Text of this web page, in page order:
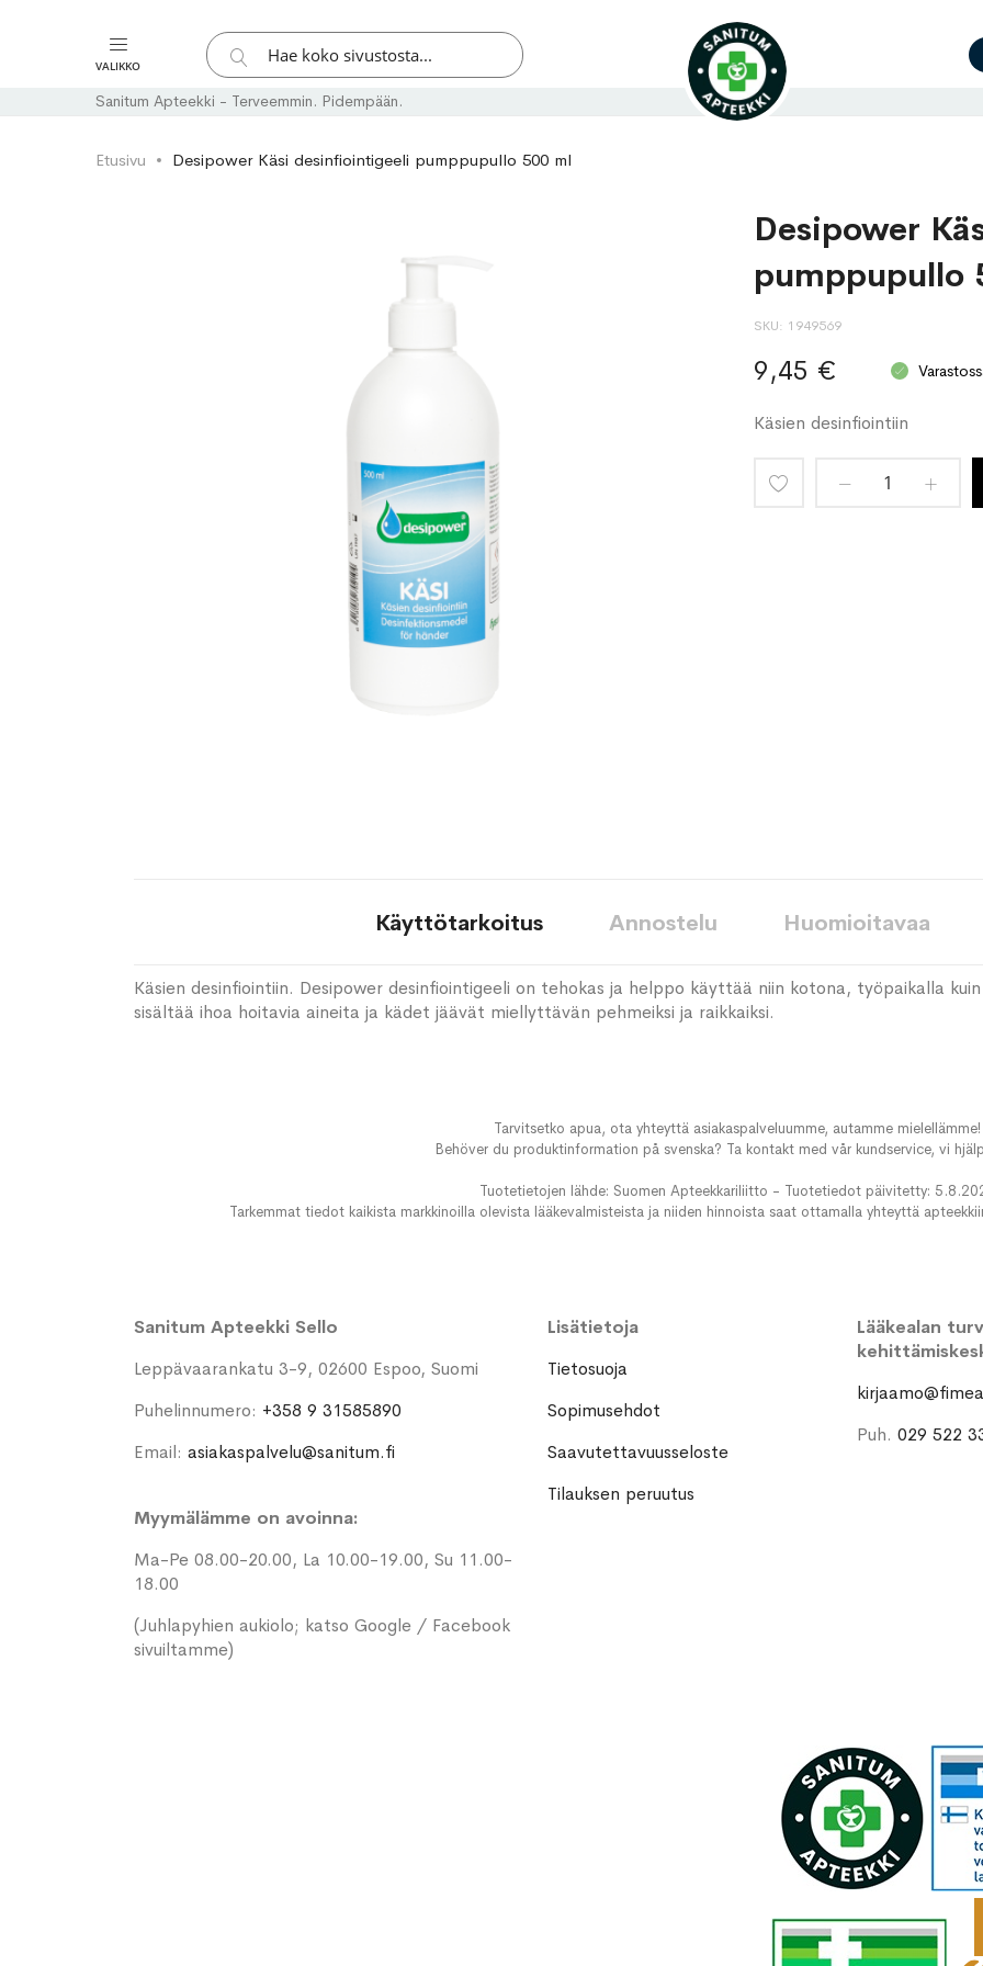
VALIKKO
Hae
Hae
Sanitum Apteekki - Terveemmin. Pidempään.
Etusivu Desipower Käsi desinfiointigeeli pumppupullo 500 ml
Desipower
pumppupullo
SKU 1949569
9,45 €
Käsien desinfiointiin
Käyttötarkoitus
Käsien desinfiointiin. Desipower desinfiointigeeli on tehokas ja helppo käyttää niin kotona, työpaikalla
sisältää ihoa hoitavia aineita ja kädet jäävät miellyttävän pehmeiksi ja raikkaiksi.
Annostelu Huomioitavaa
Tarvitsetko apua, ota yhteyttä asiakaspalveluumme, autamme mielellämme!
Behöver du produktinformation på svenska? Ta kontakt med vår kundservice, vi
Tuotetietojen lähde: Suomen Apteekkariliitto - Tuotetiedot päivitetty:
Tarkemmat tiedot kaikista markkinoilla olevista lääkevalmisteista ja niiden hinnoista saat ottamalla yhteyttä
Sanitum Apteekki Sello
Leppävaarankatu 3-9, 02600 Espoo, Suomi
Puhelinnumero: +358 9 31585890
Email: asiakaspalvelu@sanitum.fi
Myymälämme on avoinna:
Ma-Pe 08.00-20.00, La 10.00-19.00, Su 11.00-
18.00
(Juhlapyhien aukiolo; katso Google / Facebook
sivuiltamme)
Lisätietoja
Tietosuoja
Sopimusehdot
Saavutettavuusseloste
Tilauksen peruutus
Lääkealan
Puh.029 522